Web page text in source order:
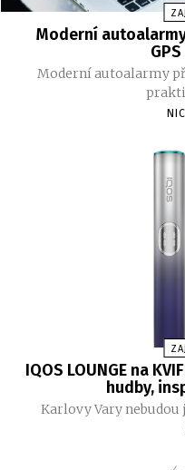
Moderní
Moderní autoalarmy
IQOS LOUNGE na
hudby,
Karlovy Vary nebudou